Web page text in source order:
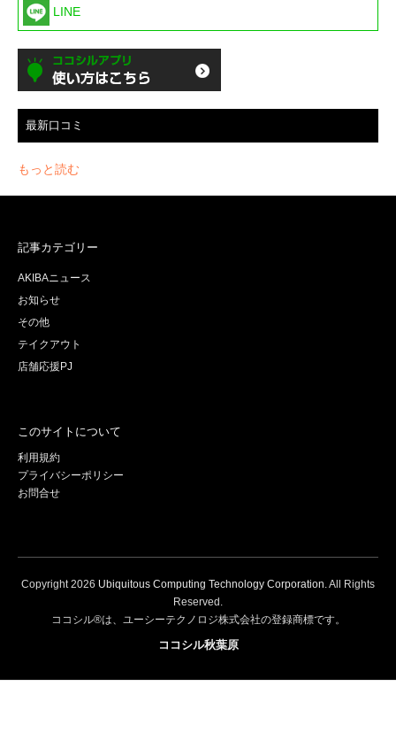
LINE
最新口コミ
もっと読む
記事カテゴリー
AKIBAニュース
お知らせ
その他
テイクアウト
店舗応援PJ
このサイトについて
利用規約
プライバシーポリシー
お問合せ
Copyright2026 Ubiquitous Computing Technology Corporation. All Rights
Reserved.
ココシル®は、ユーシーテクノロジ株式会社の登録商標です。
ココシル秋葉原